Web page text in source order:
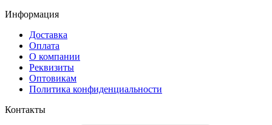
Информация
Доставка
Оплата
О компании
Реквизиты
Оптовикам
Политика конфиденциальности
Контакты